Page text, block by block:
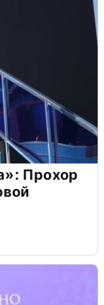
Прохор